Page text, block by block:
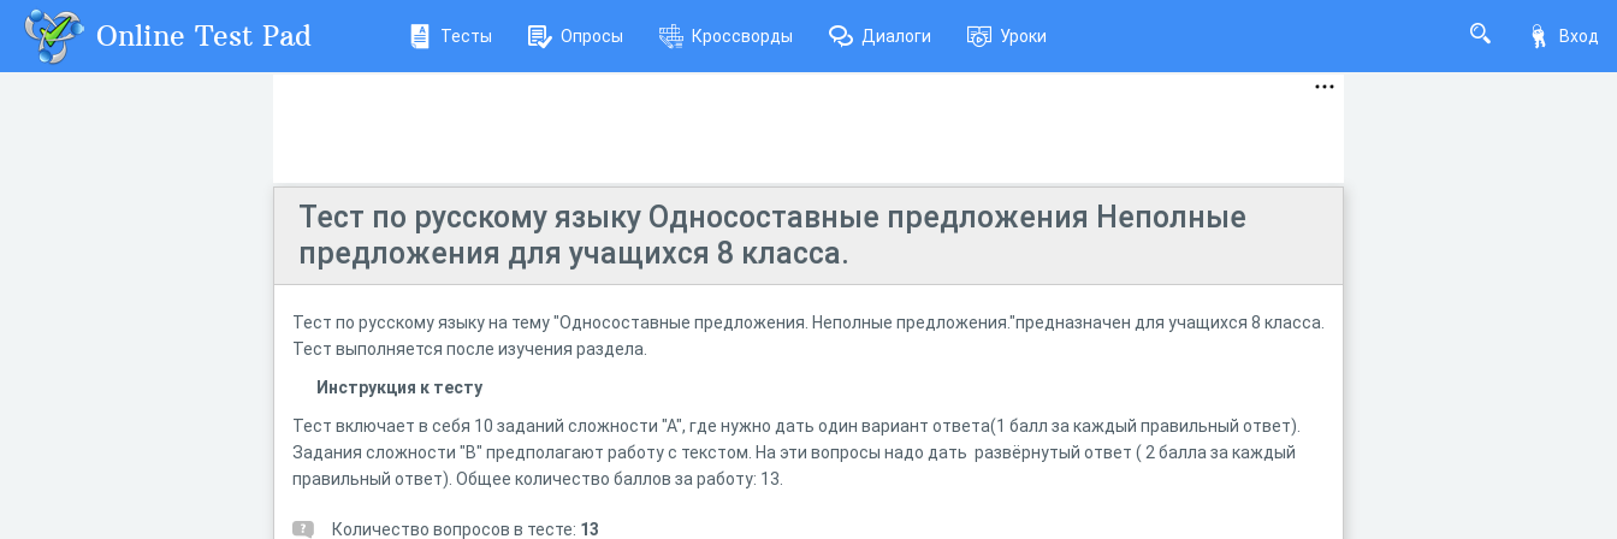
Вход
Online Test Pad Тесты Опросы Кроссворды Диалоги Уроки
Тест по русскому языку Односоставные предложения Неполные
предложения для учащихся 8 класса.
Тест по русскому языку на тему "Односоставные предложения. Неполные предложения."предназначен для учащихся 8 класса.
Тест выполняется после изучения раздела.
Инструкция к тесту
Тест включает в себя 10 заданий сложности "А", где нужно дать один вариант ответа(1 балл за каждый правильный ответ).
Задания сложности "В" предполагают работу с текстом. На эти вопросы надо дать развёрнутый ответ ( 2 балла за каждый
правильный ответ). Общее количество баллов за работу: 13.
Количество вопросов в тесте: 13